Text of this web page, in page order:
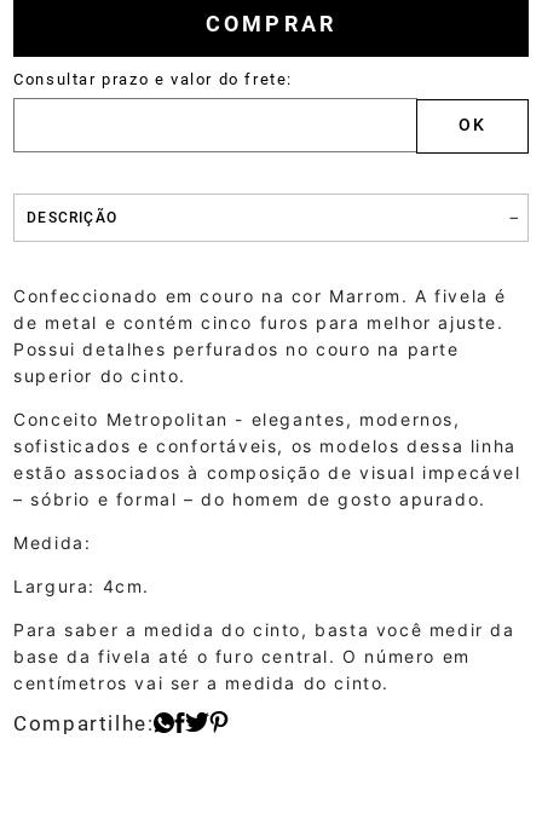
COMPRAR
DESCRIÇÃO
Confeccionado em couro na cor Marrom. A fivela é
de metal e contém cinco furos para melhor ajuste.
Possui detalhes perfurados no couro na parte
superior do cinto.
Conceito Metropolitan - elegantes, modernos,
sofisticados e confortáveis, os modelos dessa linha
estão associados à composição de visual impecável
– sóbrio e formal – do homem de gosto apurado.
Medida:
Largura: 4cm.
Para saber a medida do cinto, basta você medir da
base da fivela até o furo central. O número em
centímetros vai ser a medida do cinto.